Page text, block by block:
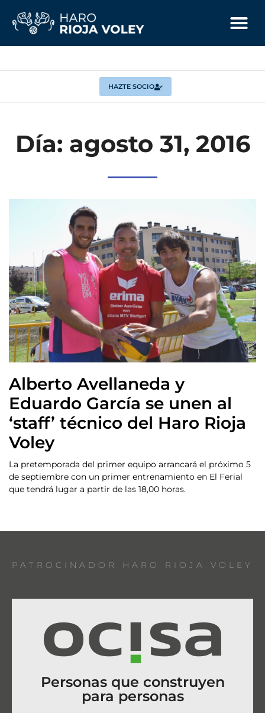
HAZTE SOCIO
Día: agosto 31, 2016
Alberto Avellaneda y
Eduardo García se unen al
‘staff’ técnico del Haro Rioja
Voley
La pretemporada del primer equipo arrancará el próximo 5
de septiembre con un primer entrenamiento en El Ferial
que tendrá lugar a partir de las 18,00 horas.
PATROCINADOR HARO RIOJA VOLEY
Personas que construyen
para personas